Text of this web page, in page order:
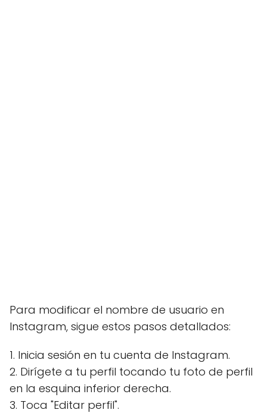
Para modificar el nombre de usuario en
Instagram, sigue estos pasos detallados:
1. Inicia sesión en tu cuenta de Instagram.
2. Dirígete a tu perfil tocando tu foto de perfil
en la esquina inferior derecha.
3. Toca "Editar perfil".